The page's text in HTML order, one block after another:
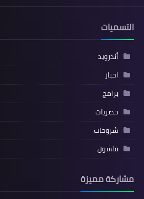
التسميات
أندرويد
اخبار
برامج
حصريات
شروحات
فاشون
مشاركة مميزة